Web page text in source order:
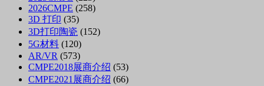
2026CMPE (258)
3D 打印 (35)
3D打印陶瓷 (152)
5G材料 (120)
AR/VR (573)
CMPE2018展商介绍 (53)
CMPE2021展商介绍 (66)